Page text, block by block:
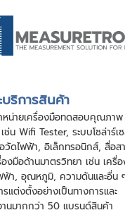
ริการสินค้า
หน่ายเครื่องมือทดสอบคุณภาพ
ช่น Wifi Tester, ระบบโซล่าร์เ
วัดไฟฟ้า, อิเล็กทรอนิกส์, สื่อส
องมือด้านมาตรวิทยา เช่น เครื่
ฟ้า, อุณหภูมิ, ความดันและอื่น
แต่งตั้งอย่างเป็นทางการและ
านมากกว่า 50 แบรนด์สินค้า